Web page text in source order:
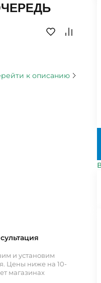
к описанию
и установим
Цены ниже на 10-
магазинах